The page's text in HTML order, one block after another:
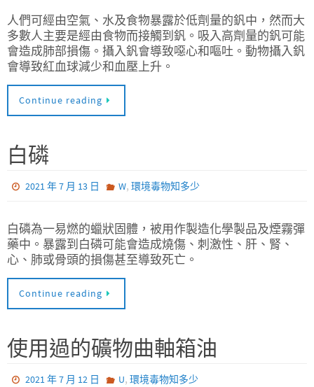
人們可經由空氣、水及食物暴露於低劑量的釩中，然而大
多數人主要是經由食物而接觸到釩。吸入高劑量的釩可能
會造成肺部損傷。攝入釩會導致噁心和嘔吐。動物攝入釩
會導致紅血球減少和血壓上升。
Continue reading
白磷
2021 年 7 月 13 日 W, 環境毒物知多少
白磷為一易燃的蠟狀固體，被用作製造化學製品及煙霧彈
藥中。暴露到白磷可能會造成燒傷、刺激性、肝、腎、
心、肺或骨頭的損傷甚至導致死亡。
Continue reading
使用過的礦物曲軸箱油
2021 年 7 月 12 日 U, 環境毒物知多少